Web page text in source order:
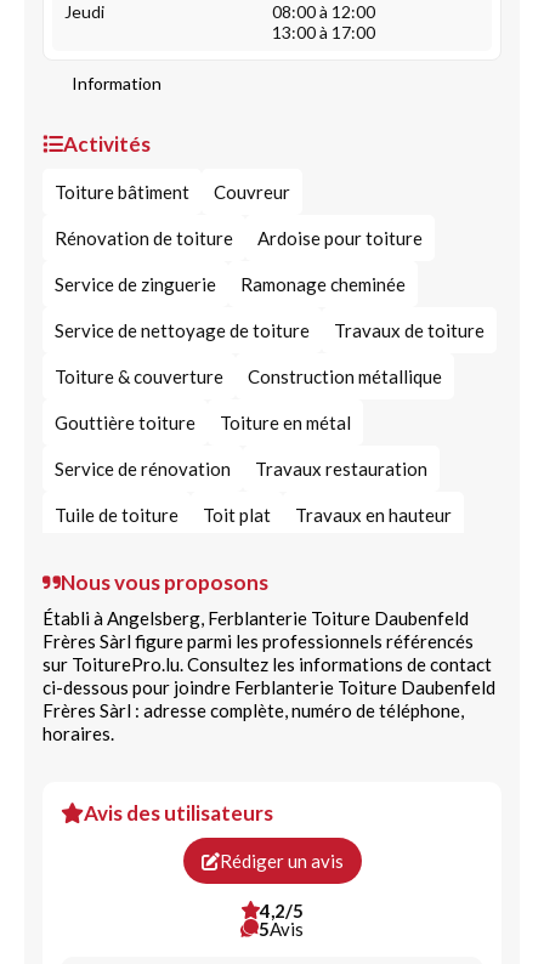
Jeudi
08:00 à 12:00
13:00 à 17:00
Information
Activités
Toiture bâtiment Couvreur
Rénovation de toiture Ardoise pour toiture
Service de zinguerie Ramonage cheminée
Service de nettoyage de toiture Travaux de toiture
Toiture & couverture Construction métallique
Gouttière toiture Toiture en métal
Service de rénovation Travaux restauration
Tuile de toiture Toit plat Travaux en hauteur
Démoussage toiture Charpente en acier
Accessoires pour toiture Fenêtres de toit VELUX
Nous vous proposons
Établi à Angelsberg, Ferblanterie Toiture Daubenfeld
Frères Sàrl figure parmi les professionnels référencés
sur ToiturePro.lu. Consultez les informations de contact
ci-dessous pour joindre Ferblanterie Toiture Daubenfeld
Frères Sàrl : adresse complète, numéro de téléphone,
horaires.
Avis des utilisateurs
Rédiger un avis
4,2/5
5Avis